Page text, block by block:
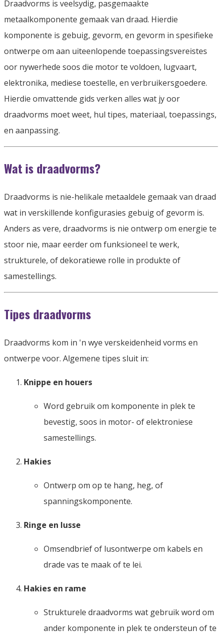
Draadvorms is veelsydig, pasgemaakte
metaalkomponente gemaak van draad. Hierdie
komponente is gebuig, gevorm, en gevorm in spesifieke
ontwerpe om aan uiteenlopende toepassingsvereistes
oor nywerhede soos die motor te voldoen, lugvaart,
elektronika, mediese toestelle, en verbruikersgoedere.
Hierdie omvattende gids verken alles wat jy oor
draadvorms moet weet, hul tipes, materiaal, toepassings,
en aanpassing.
Wat is draadvorms?
Draadvorms is nie-helikale metaaldele gemaak van draad
wat in verskillende konfigurasies gebuig of gevorm is.
Anders as vere, draadvorms is nie ontwerp om energie te
stoor nie, maar eerder om funksioneel te werk,
strukturele, of dekoratiewe rolle in produkte of
samestellings.
Tipes draadvorms
Draadvorms kom in 'n wye verskeidenheid vorms en
ontwerpe voor. Algemene tipes sluit in:
Knippe en houers
Word gebruik om komponente in plek te
bevestig, soos in motor- of elektroniese
samestellings.
Hakies
Ontwerp om op te hang, heg, of
spanningskomponente.
Ringe en lusse
Omsendbrief of lusontwerpe om kabels en
drade vas te maak of te lei.
Hakies en rame
Strukturele draadvorms wat gebruik word om
ander komponente in plek te ondersteun of te